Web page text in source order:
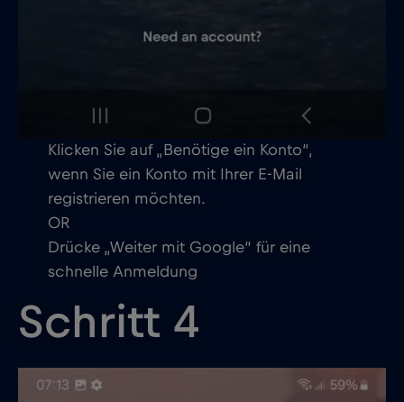
Klicken Sie auf „Benötige ein Konto“,
wenn Sie ein Konto mit Ihrer E-Mail
registrieren möchten.
OR
Drücke „Weiter mit Google“ für eine
schnelle Anmeldung
Schritt 4